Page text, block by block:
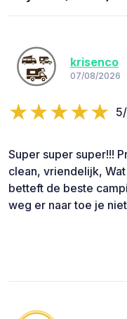
krisenco
07/08/2026
Super super super!!!
clean, vriendelijk,
betteft de beste
weg er naar toe je